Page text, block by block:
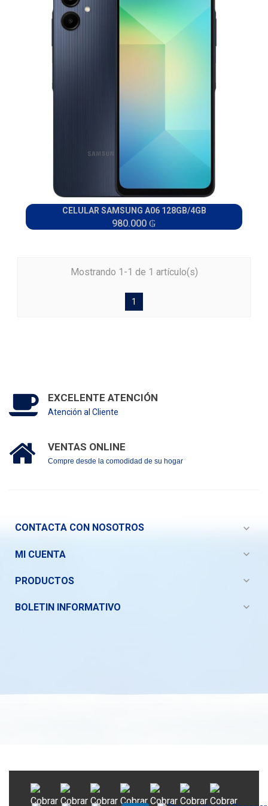
CELULAR SAMSUNG A06 128GB/4GB
980.000 ₲
Mostrando 1-1 de 1 artículo(s)
1
EXCELENTE ATENCIÓN
Atención al Cliente
VENTAS ONLINE
Compre desde la comodidad de su hogar
CONTACTA CON NOSOTROS expand_more
MI CUENTA expand_more
PRODUCTOS expand_more
BOLETIN INFORMATIVO expand_more